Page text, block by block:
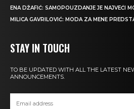
ENA DŽAFIĆ: SAMOPOUZDANJE JE NAJVEĆI
MILICA GAVRILOVIĆ: MODA ZA MENE
STAY IN TOUCH
TO BE UPDATED WITH ALL THE LATEST
ANNOUNCEMENTS.